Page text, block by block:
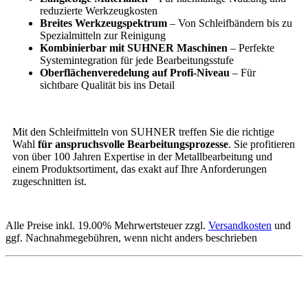
reduzierte Werkzeugkosten
Breites Werkzeugspektrum – Von Schleifbändern bis zu
Spezialmitteln zur Reinigung
Kombinierbar mit SUHNER Maschinen – Perfekte
Systemintegration für jede Bearbeitungsstufe
Oberflächenveredelung auf Profi-Niveau – Für
sichtbare Qualität bis ins Detail
Mit den Schleifmitteln von SUHNER treffen Sie die richtige
Wahl für anspruchsvolle Bearbeitungsprozesse. Sie profitieren
von über 100 Jahren Expertise in der Metallbearbeitung und
einem Produktsortiment, das exakt auf Ihre Anforderungen
zugeschnitten ist.
Alle Preise inkl. 19.00% Mehrwertsteuer zzgl. Versandkosten und
ggf. Nachnahmegebühren, wenn nicht anders beschrieben